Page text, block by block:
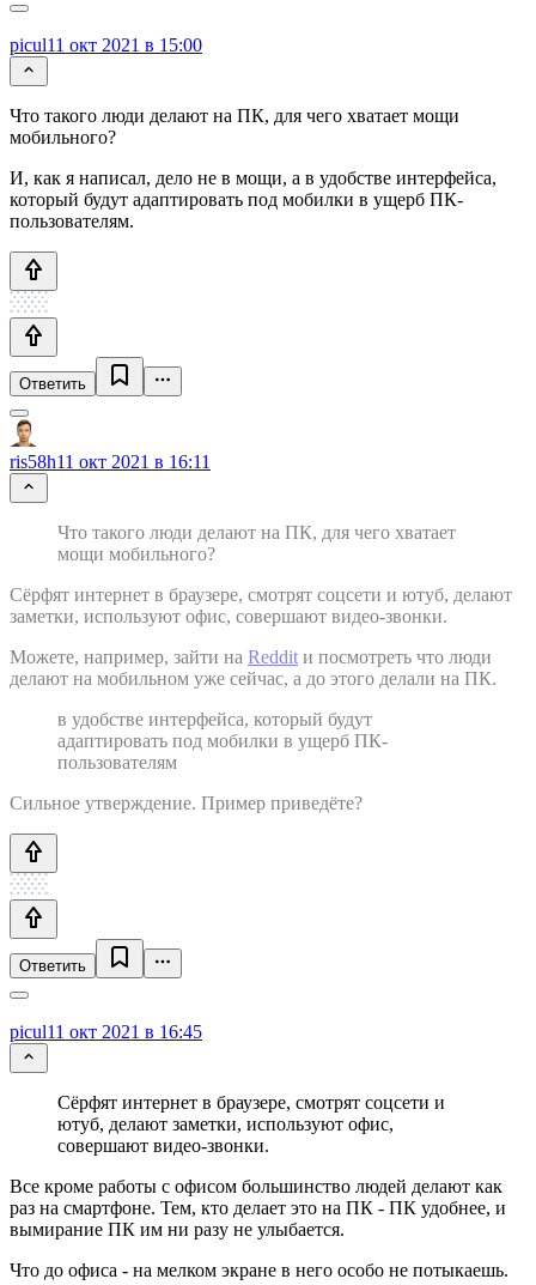
picul11 окт 2021 в 15:00
Что такого люди делают на ПК, для чего хватает мощи
мобильного?
И, как я написал, дело не в мощи, а в удобстве интерфейса,
который будут адаптировать под мобилки в ущерб ПК-
пользователям.
Ответить
ris58h11 окт 2021 в 16:11
Что такого люди делают на ПК, для чего хватает
мощи мобильного?
Сёрфят интернет в браузере, смотрят соцсети и ютуб, делают
заметки, используют офис, совершают видео-звонки.
Можете, например, зайти на Reddit и посмотреть что люди
делают на мобильном уже сейчас, а до этого делали на ПК.
в удобстве интерфейса, который будут
адаптировать под мобилки в ущерб ПК-
пользователям
Сильное утверждение. Пример приведёте?
Ответить
picul11 окт 2021 в 16:45
Сёрфят интернет в браузере, смотрят соцсети и
ютуб, делают заметки, используют офис,
совершают видео-звонки.
Все кроме работы с офисом большинство людей делают как
раз на смартфоне. Тем, кто делает это на ПК - ПК удобнее, и
вымирание ПК им ни разу не улыбается.
Что до офиса - на мелком экране в него особо не потыкаешь.